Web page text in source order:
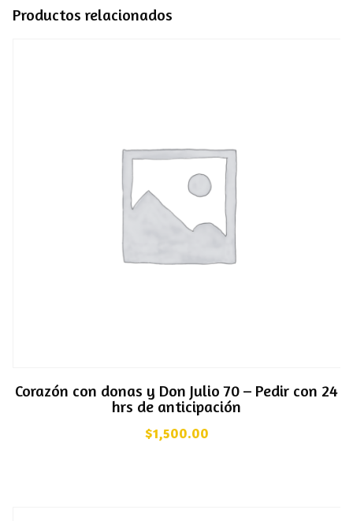
Productos relacionados
Corazón con donas y Don Julio 70 – Pedir con 24
hrs de anticipación
$1,500.00